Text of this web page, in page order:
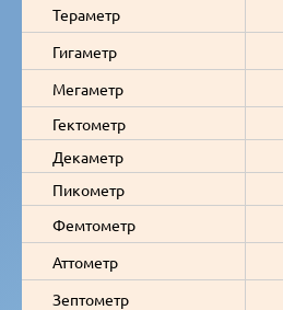
Тераметр
Гигаметр
Мегаметр
Гектометр
Декаметр
Пикометр
Фемтометр
Аттометр
Зептометр